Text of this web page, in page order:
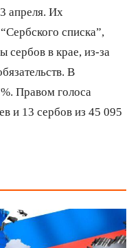
апреля. Их
списка”,
сербов в крае, из-за
В
Правом голоса
и 13 сербов из 45 095